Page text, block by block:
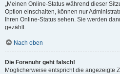
„Meinen Online-Status während dieser
Option einschalten, können nur
Ihren Online-Status sehen. Sie werden
gezählt.
Nach oben
Die Forenuhr geht falsch!
Möglicherweise entspricht die angezeigte